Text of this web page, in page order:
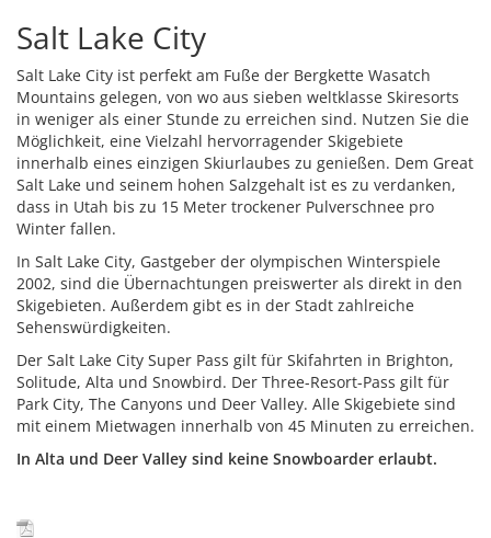
Salt Lake City
Salt Lake City ist perfekt am Fuße der Bergkette Wasatch
Mountains gelegen, von wo aus sieben weltklasse Skiresorts
in weniger als einer Stunde zu erreichen sind. Nutzen Sie die
Möglichkeit, eine Vielzahl hervorragender Skigebiete
innerhalb eines einzigen Skiurlaubes zu genießen. Dem Great
Salt Lake und seinem hohen Salzgehalt ist es zu verdanken,
dass in Utah bis zu 15 Meter trockener Pulverschnee pro
Winter fallen.
In Salt Lake City, Gastgeber der olympischen Winterspiele
2002, sind die Übernachtungen preiswerter als direkt in den
Skigebieten. Außerdem gibt es in der Stadt zahlreiche
Sehenswürdigkeiten.
Der Salt Lake City Super Pass gilt für Skifahrten in Brighton,
Solitude, Alta und Snowbird. Der Three-Resort-Pass gilt für
Park City, The Canyons und Deer Valley. Alle Skigebiete sind
mit einem Mietwagen innerhalb von 45 Minuten zu erreichen.
In Alta und Deer Valley sind keine Snowboarder erlaubt.